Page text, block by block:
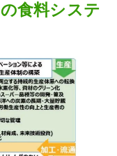
食料システ